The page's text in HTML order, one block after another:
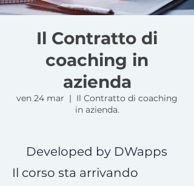
Il Contratto di
coaching in
azienda
ven 24 mar
  |
Il Contratto di coaching
in azienda.
Il corso sta arrivando
Developed by DWapps